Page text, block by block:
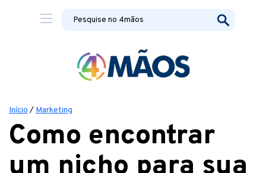
Início / Marketing
Como encontrar